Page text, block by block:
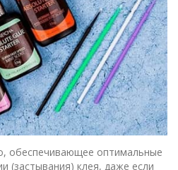
обеспечивающее оптимальные
(застывания) клея, даже если